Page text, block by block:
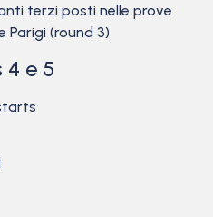
terzi posti nelle prove
Parigi (round 3)
4 e 5